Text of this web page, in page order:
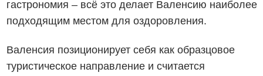
гастрономия – всё это делает Валенсию наиболее
подходящим местом для оздоровления.
Валенсия позиционирует себя как образцовое
туристическое направление и считается